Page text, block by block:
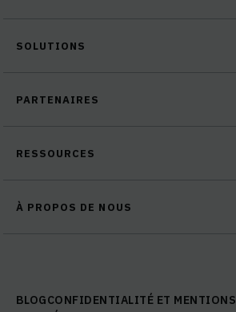
SOLUTIONS
PARTENAIRES
RESSOURCES
À PROPOS DE NOUS
BLOGCONFIDENTIALITÉ ET MENTIONS